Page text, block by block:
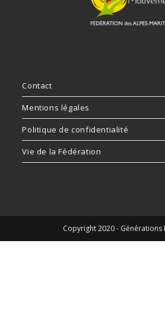
Contact
Mentions légales
Politique de confidentialité
Vie de la Fédération
Copyright 2020 - Générations